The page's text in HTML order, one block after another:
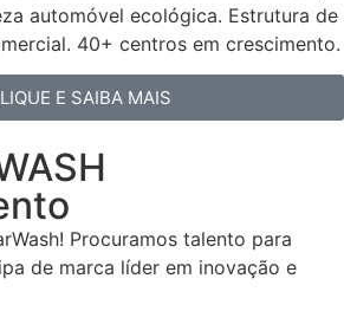
automóvel ecológica. Estrutura de
40+ centros em crescimento.
E SAIBA MAIS
Procuramos talento para
de marca líder em inovação e